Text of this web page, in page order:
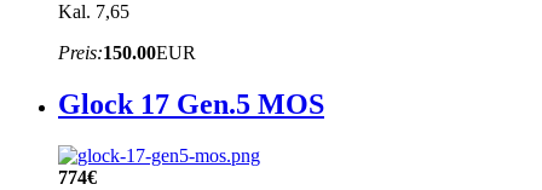
Kal. 7,65
Preis:150.00EUR
Glock 17 Gen.5 MOS
774€